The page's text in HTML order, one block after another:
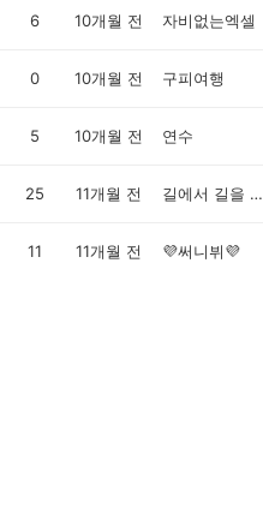
6 10개월 전 자비없는엑셀
0 10개월 전 구피여행
5 10개월 전 연수
25 11개월 전 길에서 길을 묻다
11 11개월 전 💜써니뷔💜